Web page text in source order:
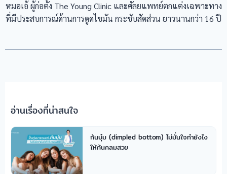
หมอเอ้ ผู้ก่อตั้ง The Young Clinic และศัลยแพทย์ตกแต่งเฉพาะทาง
ที่มีประสบการณ์ด้านการดูดไขมัน กระชับสัดส่วน ยาวนานกว่า 16 ปี
อ่านเรื่องที่น่าสนใจ
ก้นบุ๋ม (dimpled bottom) ไม่มั่นใจทำยังไง
ให้ก้นกลมสวย